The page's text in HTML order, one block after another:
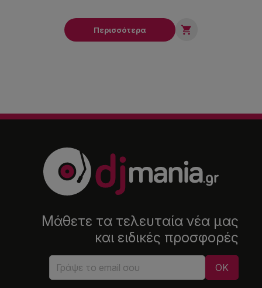
Περισσότερα 
Μάθετε τα τελευταία νέα μας
και ειδικές προσφορές